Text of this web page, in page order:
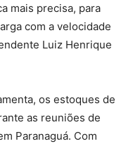
mais precisa, para
com a velocidade
Luiz Henrique
os estoques de
as reuniões de
Paranaguá. Com